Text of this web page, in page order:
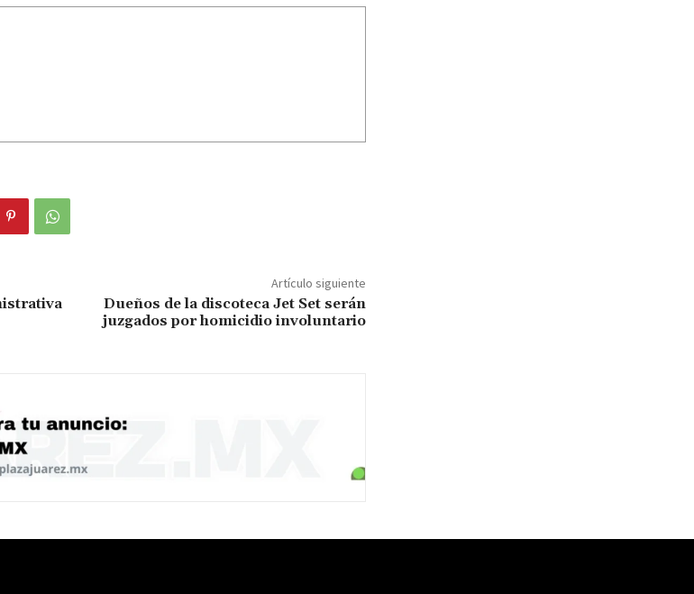
Artículo siguiente
Dueños de la discoteca Jet Set serán
juzgados por homicidio involuntario